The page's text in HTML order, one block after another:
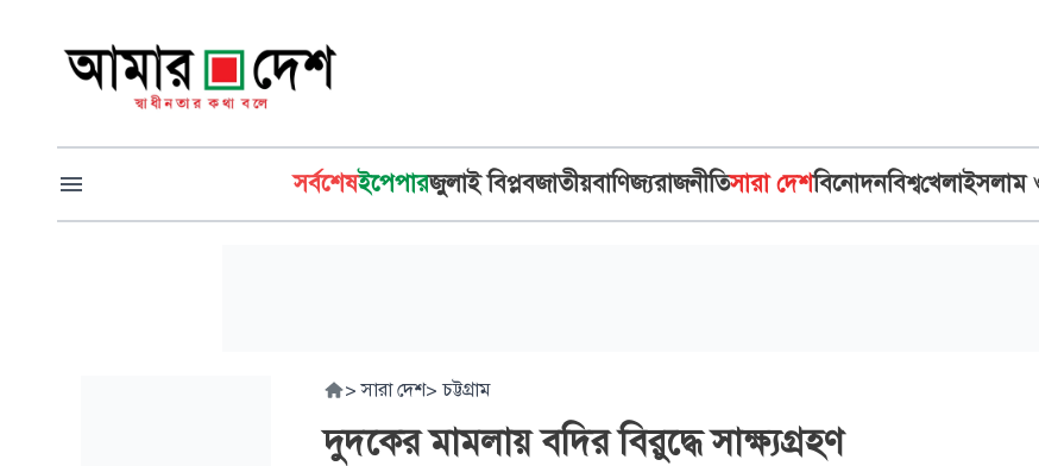
সর্বশেষইপেপারজুলাই বিপ্লবজাতীয়বাণিজ্যরাজনীতিসারা দেশবিনোদনবিশ্বখেলাইসলাম
> সারা দেশ> চট্টগ্রাম
দুদকের মামলায় বদির বিরুদ্ধে সাক্ষ্যগ্রহণ